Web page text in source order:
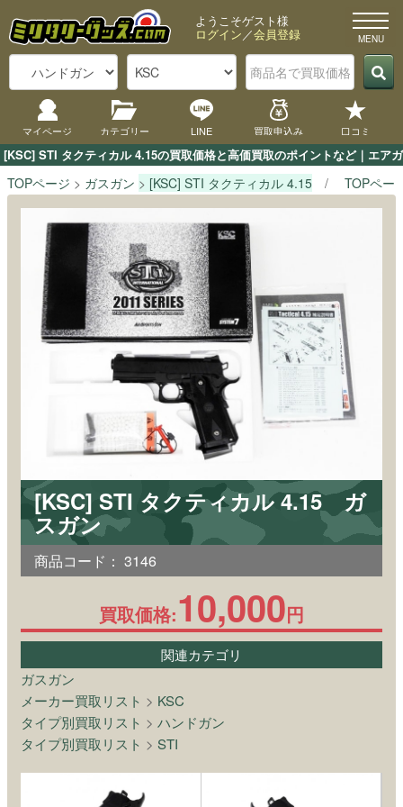
[KSC] STI タクティカル 4.15の買取価格と高価買取のポイントなど｜エア
ようこそゲスト様
ログイン／会員登録
マイページ カテゴリー LINE 買取申込み 口コミ
TOPページ ガスガン [KSC] STI タクティカル 4.15 TOPペー
[KSC] STI タクティカル 4.15 ガ
スガン
商品コード： 3146
買取価格:10,000円
関連カテゴリ
ガスガン
メーカー買取リスト > KSC
タイプ別買取リスト > ハンドガン
タイプ別買取リスト > STI